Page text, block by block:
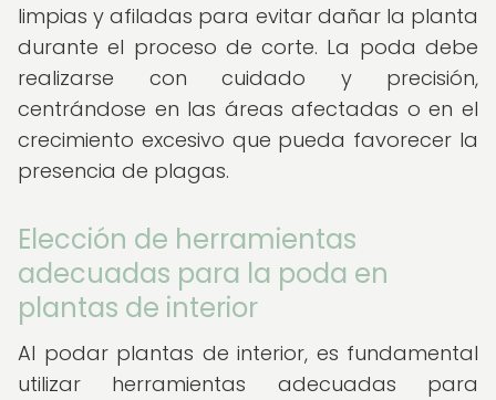
limpias y afiladas para evitar dañar la planta
durante el proceso de corte. La poda debe
realizarse con cuidado y precisión,
centrándose en las áreas afectadas o en el
crecimiento excesivo que pueda favorecer la
presencia de plagas.
Elección de herramientas
adecuadas para la poda en
plantas de interior
Al podar plantas de interior, es fundamental
utilizar herramientas adecuadas para